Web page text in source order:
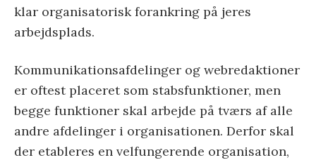
klar organisatorisk forankring på jeres
arbejdsplads.
Kommunikationsafdelinger og webredaktioner
er oftest placeret som stabsfunktioner, men
begge funktioner skal arbejde på tværs af alle
andre afdelinger i organisationen. Derfor skal
der etableres en velfungerende organisation,